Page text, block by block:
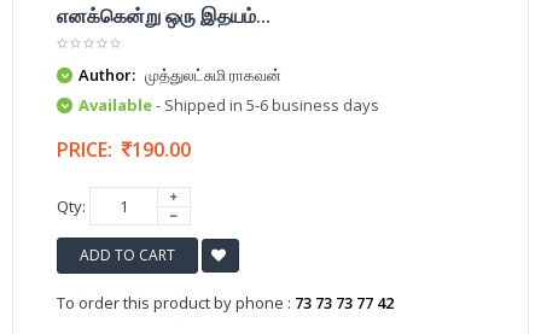
எனக்கென்று ஒரு இதயம்...
Author: முத்துலட்சுமி ராகவன்
Available- Shipped in 5-6 business days
PRICE: 190.00
Qty:
ADD TO CART
To order this product by phone : 73 73 73 77 42